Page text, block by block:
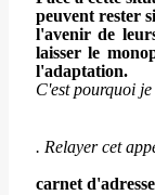
peuvent rester
l'avenir de
laisser le
l'adaptation.
C'est pourquoi
. Relayer cet
carnet d'adresse